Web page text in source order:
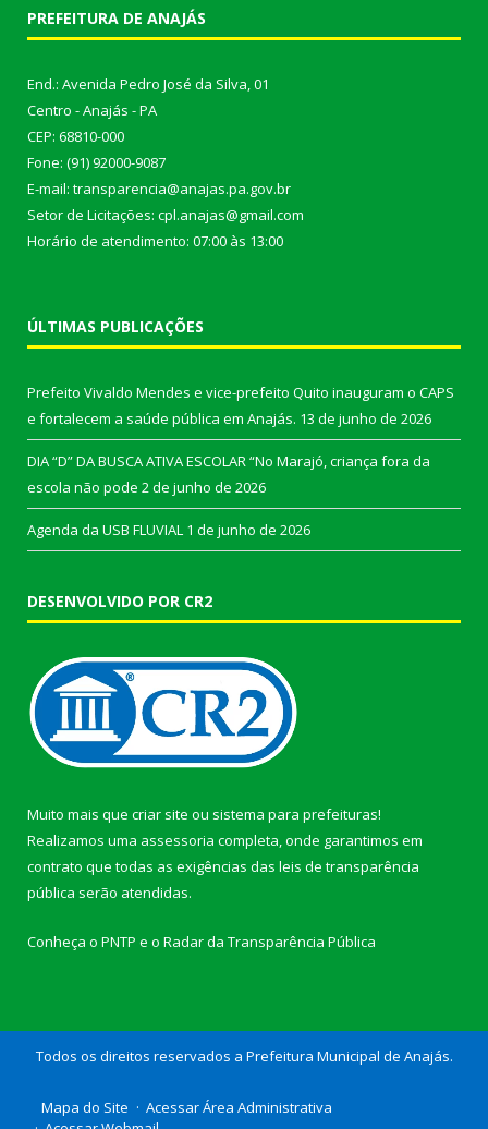
PREFEITURA DE ANAJÁS
End.: Avenida Pedro José da Silva, 01
Centro - Anajás - PA
CEP: 68810-000
Fone: (91) 92000-9087
E-mail: transparencia@anajas.pa.gov.br
Setor de Licitações: cpl.anajas@gmail.com
Horário de atendimento: 07:00 às 13:00
ÚLTIMAS PUBLICAÇÕES
Prefeito Vivaldo Mendes e vice-prefeito Quito inauguram o CAPS
e fortalecem a saúde pública em Anajás. 13 de junho de 2026
DIA “D” DA BUSCA ATIVA ESCOLAR “No Marajó, criança fora da
escola não pode 2 de junho de 2026
Agenda da USB FLUVIAL 1 de junho de 2026
DESENVOLVIDO POR CR2
Muito mais que criar site ou sistema para prefeituras!
Realizamos uma assessoria completa, onde garantimos em
contrato que todas as exigências das leis de transparência
pública serão atendidas.
Conheça o PNTP e o Radar da Transparência Pública
Todos os direitos reservados a Prefeitura Municipal de Anajás.
Mapa do Site
Acessar Área Administrativa